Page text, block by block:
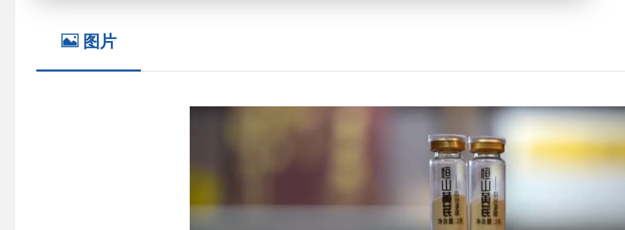
 图片